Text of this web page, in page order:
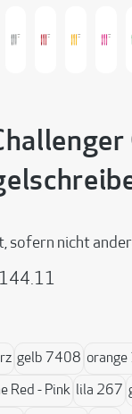
sofern nicht
gelb 7408 orange
Red - Pink lila 267